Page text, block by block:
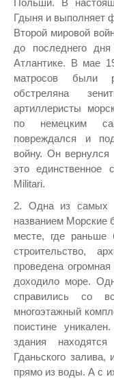
Польши. В
Гдыня и выполняет
Второй мировой
до последнего
Атлантике. В мае
матросов были
обстреляна
артиллеристы
по немецким
повреждался и
войну. Он
это единственное
Militari.
2. Одна из самых
названием Морские
месте, где
строительство,
проведена
доходило море.
справились со
многоэтажный
поистине
здания
Гданьского залива,
прямо из воды. А с